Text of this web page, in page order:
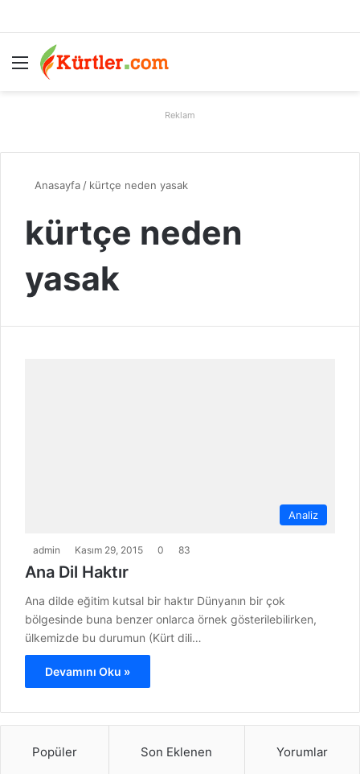
Menü
Reklam
Anasayfa / kürtçe neden yasak
kürtçe neden
yasak
Analiz
admin Kasım 29, 2015 0 83
Ana Dil Haktır
Ana dilde eğitim kutsal bir haktır Dünyanın bir çok
bölgesinde buna benzer onlarca örnek gösterilebilirken,
ülkemizde bu durumun (Kürt dili…
Devamını Oku »
Popüler Son Eklenen Yorumlar